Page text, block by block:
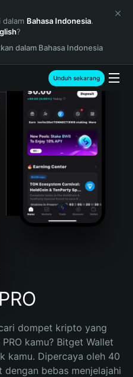
dalam Bahasa Indonesia.
?
dalam Bahasa Indonesia
Unduh sekarang
dompet kripto yang
kamu? Bitget Wallet
kamu. Dipercaya oleh 40
bebas menjelajahi